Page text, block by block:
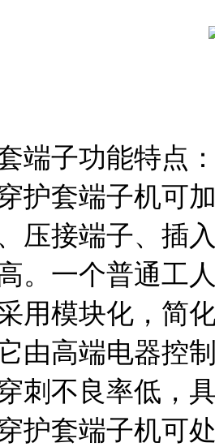
端子功能特点
套端子机可加
压接端子、插
。一个普通工
用模块化，简
由高端电器控
刺不良率低，
套端子机可处